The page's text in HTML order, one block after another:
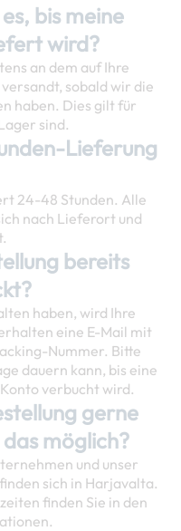
bis meine
wird?
an dem auf Ihre
sobald wir die
haben. Dies gilt für
sind.
Lieferung
24-48 Stunden. Alle
nach Lieferort und
bereits
haben, wird Ihre
eine E-Mail mit
Nummer. Bitte
dauern kann, bis eine
verbucht wird.
gerne
möglich?
und unser
sich in Harjavalta.
finden Sie in den